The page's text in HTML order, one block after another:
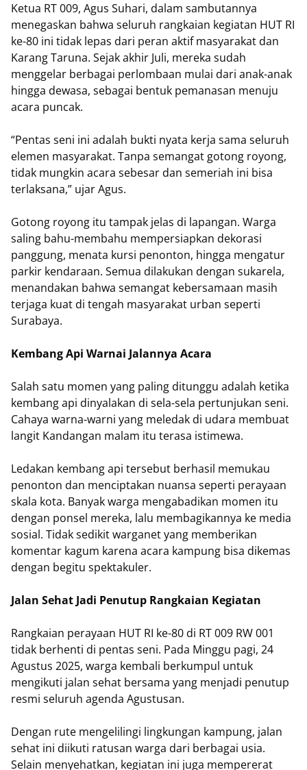
Ketua RT 009, Agus Suhari, dalam sambutannya
menegaskan bahwa seluruh rangkaian kegiatan HUT RI
ke-80 ini tidak lepas dari peran aktif masyarakat dan
Karang Taruna. Sejak akhir Juli, mereka sudah
menggelar berbagai perlombaan mulai dari anak-anak
hingga dewasa, sebagai bentuk pemanasan menuju
acara puncak.
“Pentas seni ini adalah bukti nyata kerja sama seluruh
elemen masyarakat. Tanpa semangat gotong royong,
tidak mungkin acara sebesar dan semeriah ini bisa
terlaksana,” ujar Agus.
Gotong royong itu tampak jelas di lapangan. Warga
saling bahu-membahu mempersiapkan dekorasi
panggung, menata kursi penonton, hingga mengatur
parkir kendaraan. Semua dilakukan dengan sukarela,
menandakan bahwa semangat kebersamaan masih
terjaga kuat di tengah masyarakat urban seperti
Surabaya.
Kembang Api Warnai Jalannya Acara
Salah satu momen yang paling ditunggu adalah ketika
kembang api dinyalakan di sela-sela pertunjukan seni.
Cahaya warna-warni yang meledak di udara membuat
langit Kandangan malam itu terasa istimewa.
Ledakan kembang api tersebut berhasil memukau
penonton dan menciptakan nuansa seperti perayaan
skala kota. Banyak warga mengabadikan momen itu
dengan ponsel mereka, lalu membagikannya ke media
sosial. Tidak sedikit warganet yang memberikan
komentar kagum karena acara kampung bisa dikemas
dengan begitu spektakuler.
Jalan Sehat Jadi Penutup Rangkaian Kegiatan
Rangkaian perayaan HUT RI ke-80 di RT 009 RW 001
tidak berhenti di pentas seni. Pada Minggu pagi, 24
Agustus 2025, warga kembali berkumpul untuk
mengikuti jalan sehat bersama yang menjadi penutup
resmi seluruh agenda Agustusan.
Dengan rute mengelilingi lingkungan kampung, jalan
sehat ini diikuti ratusan warga dari berbagai usia.
Selain menyehatkan, kegiatan ini juga mempererat